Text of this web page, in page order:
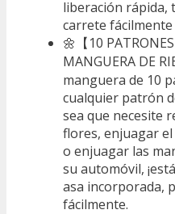
liberación rápida,
carrete
🌼【10
MANGUERA DE
manguera de 10
cualquier patrón
sea que necesite
flores, enjuagar
o enjuagar las
su automóvil,
asa incorporada,
fácilmente.